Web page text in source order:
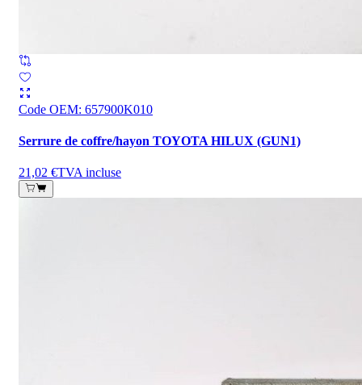
Code OEM: 657900K010
Serrure de coffre/hayon TOYOTA HILUX (GUN1)
21,02 €TVA incluse